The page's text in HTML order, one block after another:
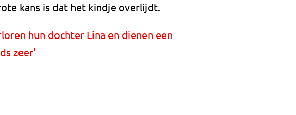
kans is dat het kindje overlijdt.
hun dochter Lina en dienen een
zeer'